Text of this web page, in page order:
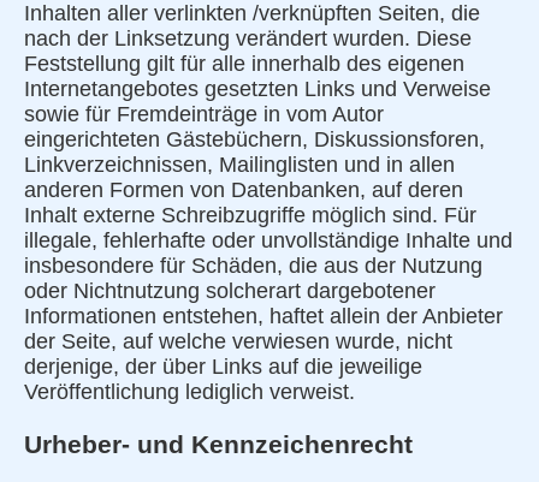
Inhalten aller verlinkten /verknüpften Seiten, die
nach der Linksetzung verändert wurden. Diese
Feststellung gilt für alle innerhalb des eigenen
Internetangebotes gesetzten Links und Verweise
sowie für Fremdeinträge in vom Autor
eingerichteten Gästebüchern, Diskussionsforen,
Linkverzeichnissen, Mailinglisten und in allen
anderen Formen von Datenbanken, auf deren
Inhalt externe Schreibzugriffe möglich sind. Für
illegale, fehlerhafte oder unvollständige Inhalte und
insbesondere für Schäden, die aus der Nutzung
oder Nichtnutzung solcherart dargebotener
Informationen entstehen, haftet allein der Anbieter
der Seite, auf welche verwiesen wurde, nicht
derjenige, der über Links auf die jeweilige
Veröffentlichung lediglich verweist.
Urheber- und Kennzeichenrecht